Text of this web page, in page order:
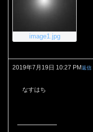
image1.jpg
2019年7月19日 10:27 PM返信
なすはち